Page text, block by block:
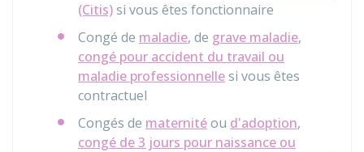
(Citis)si vous êtes fonctionnaire
Congé de maladie, de grave maladie,
congé pour accident du travail ou
maladie professionnellesi vous êtes
contractuel
Congés de maternitéou d'adoption,
congé de 3 jours pour naissance ou